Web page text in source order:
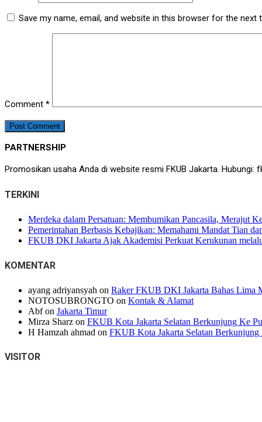
Save my name, email, and website in this browser for the next
Comment *
PARTNERSHIP
Promosikan usaha Anda di website resmi FKUB Jakarta. Hubungi:
TERKINI
Merdeka dalam Persatuan: Membumikan Pancasila, Merajut
Pemerintahan Berbasis Kebajikan: Memahami Mandat Tian
FKUB DKI Jakarta Ajak Akademisi Perkuat Kerukunan
KOMENTAR
ayang adriyansyah on Raker FKUB DKI Jakarta Bahas Lima
NOTOSUBRONGTO on Kontak & Alamat
Abfon Jakarta Timur
Mirza Sharz on FKUB Kota Jakarta Selatan Berkunjung Ke
H Hamzah ahmad on FKUB Kota Jakarta Selatan Berkunjung
VISITOR